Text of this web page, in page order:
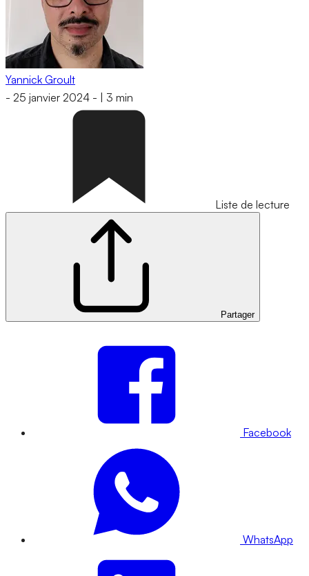
Yannick Groult
- 25 janvier 2024 - 3 min
Liste de lecture
Partager
Facebook
WhatsApp